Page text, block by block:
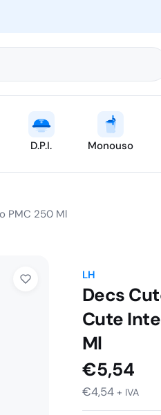
D.P.I. Monouso
PMC 250 Ml
LH
Decs
Cute
Ml
€5,54
€4,54 + IVA